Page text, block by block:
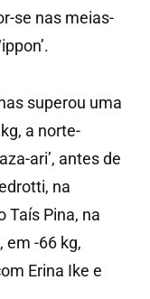
se nas meias-
superou uma
a norte-
ari’, antes de
na
Taís Pina, na
em -66 kg,
Erina Ike e